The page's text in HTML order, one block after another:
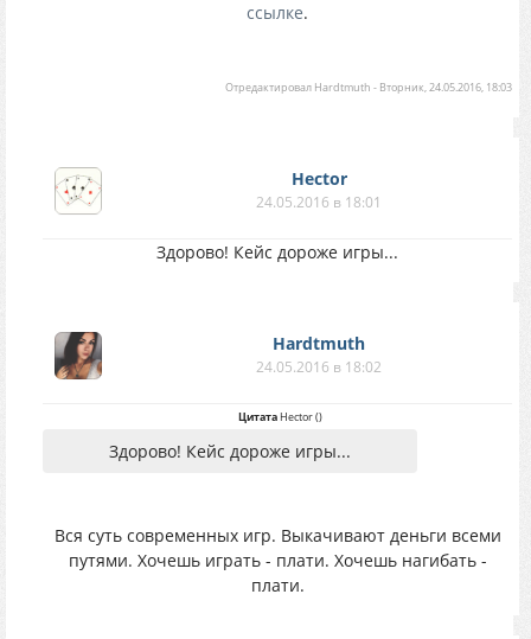
ссылке.
Отредактировал Hardtmuth - Вторник, 24.05.2016, 18:03
Hector
24.05.2016 в 18:01
Здорово! Кейс дороже игры...
Hardtmuth
24.05.2016 в 18:02
ЦитатаHector()
Здорово! Кейс дороже игры...
Вся суть современных игр. Выкачивают деньги всеми
путями. Хочешь играть - плати. Хочешь нагибать -
плати.